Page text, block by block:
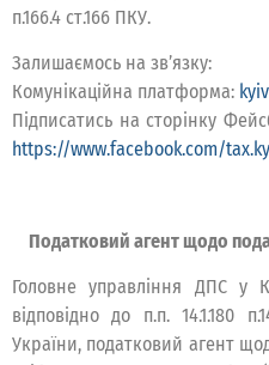
п.166.4 ст.166 ПКУ.
Залишаємось на зв’язку:
Комунікаційна платформа:
Підписатись на сторінку
https://www.facebook.com/
Податковий агент щодо
Головне управління ДПС у
відповідно до п.п. 14.1.180
України, податковий агент